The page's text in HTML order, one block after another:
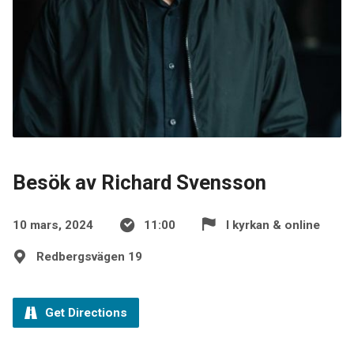
Besök av Richard Svensson
10 mars, 2024 11:00 I kyrkan & online
Redbergsvägen 19
Get Directions